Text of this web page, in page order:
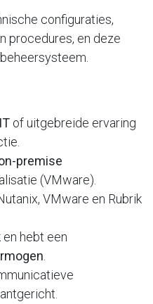
configuraties,
procedures, en deze
of uitgebreide ervaring
premise
(VMware).
VMware en Rubrik
hebt een